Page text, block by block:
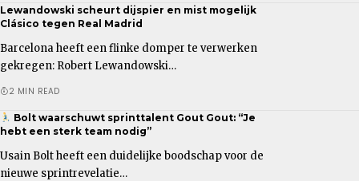
Lewandowski scheurt dijspier en mist mogelijk
Clásico tegen Real Madrid
Barcelona heeft een flinke domper te verwerken
gekregen: Robert Lewandowski…
2 MIN READ
Bolt waarschuwt sprinttalent Gout Gout: “Je
hebt een sterk team nodig”
Usain Bolt heeft een duidelijke boodschap voor de
nieuwe sprintrevelatie…